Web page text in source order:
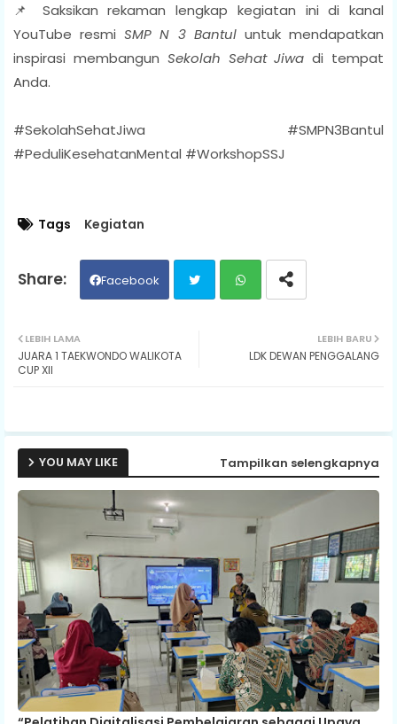
📌 Saksikan rekaman lengkap kegiatan ini di kanal
YouTube resmiSMP N 3 Bantuluntuk mendapatkan
inspirasi membangun Sekolah Sehat Jiwa di tempat
Anda.
#SekolahSehatJiwa #SMPN3Bantul
#PeduliKesehatanMental #WorkshopSSJ
Tags Kegiatan
Facebook
ats
p
LEBIH BARU
LDK DEWAN PENGGALANG
LEBIH LAMA
JUARA 1 TAEKWONDO WALIKOTA
CUP XII
YOU MAY LIKE Tampilkan selengkapnya